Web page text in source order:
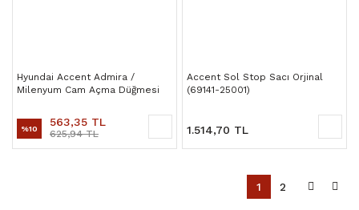
Hyundai Accent Admira /
Milenyum Cam Açma Düğmesi
%10 563,35 TL
625,94 TL
Accent Sol Stop Sacı Orjinal
(69141-25001)
1.514,70 TL
1 2